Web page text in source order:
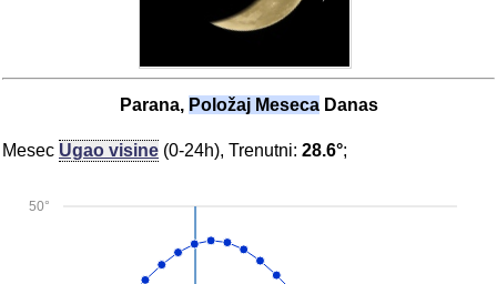
Parana, Položaj MesecaDanas
Mesec Ugao visine (0-24h), Trenutni: 28.6°;
50°